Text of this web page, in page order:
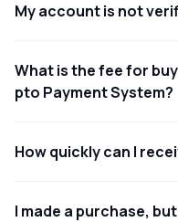
My account is not
What is the fee for
pto Payment System?
How quickly can I
I made a purchase,